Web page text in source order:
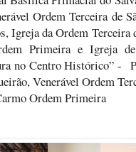
Ordem Terceira de
Igreja da Ordem Terceira
Primeira e Igreja
no Centro Histórico” -
Venerável Ordem
Ordem Primeira